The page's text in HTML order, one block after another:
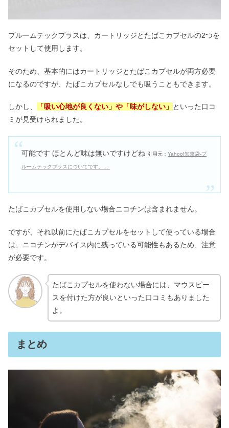
プルームテックプラスは、カートリッジとたばこカプセルの2つを
セットして使用します。
そのため、基本的にはカートリッジとたばこカプセルが両方必要
になるのですが、たばこカプセルなしでも吸うこともできます。
しかし、 「吸い心地が良くない」や「味がしない」 といった口コ
ミが見受けられました。
可能です ほとんど味は無いですけどね 引用元：Yahoo!知恵袋-プ
ルームテックプラスについてです。…
たばこカプセルを使用しない場合ニコチンは含まれません。
ですが、それ以前にたばこカプセルをセットして使っている場合
は、ニコチンがデバイス内に残っている可能性もあるため、注意
が必要です。
たばこカプセルを使わない場合には、マウスピー
スを付けた方が良いといった口コミもありました
よ。
まとめ